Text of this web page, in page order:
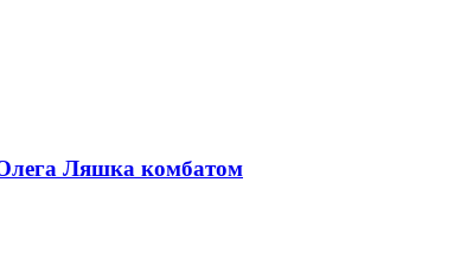
Ляшка комбатом